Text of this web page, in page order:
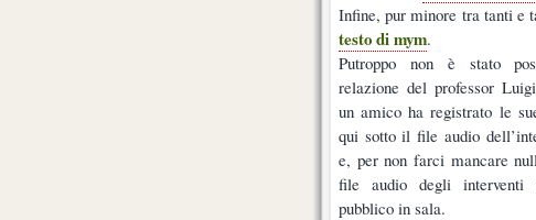
Infine, pur minore tra tanti e
testo di mym.
Putroppo non è stato
relazione del professor
un amico ha registrato le
qui sotto il file audio
e, per non farci mancare
file audio degli interventi
pubblico in sala.